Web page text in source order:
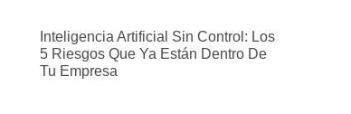
Inteligencia Artificial Sin Control: Los
5 Riesgos Que Ya Están Dentro De
Tu Empresa